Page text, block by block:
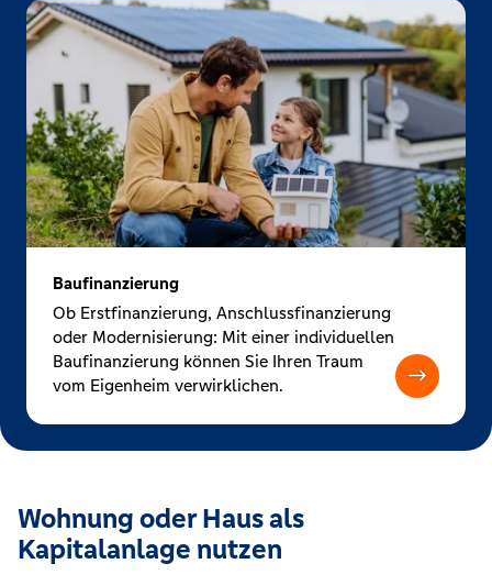
Baufinanzierung
Ob Erstfinanzierung, Anschlussfinanzierung
oder Modernisierung: Mit einer individuellen
Baufinanzierung können Sie Ihren Traum
vom Eigenheim verwirklichen.
Wohnung oder Haus als
Kapitalanlage nutzen